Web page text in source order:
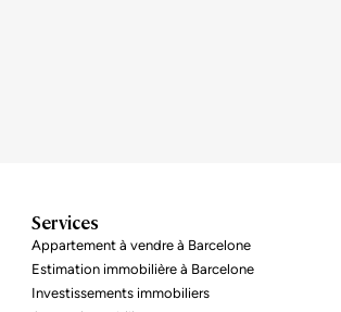
Services
Appartement à vendre à Barcelone
Estimation immobilière à Barcelone
Investissements immobiliers